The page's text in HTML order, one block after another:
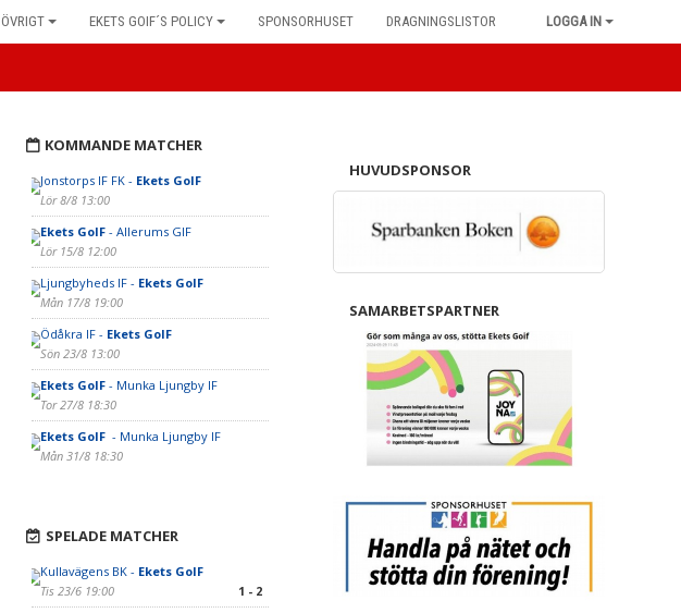
ÖVRIGT EKETS GOIF´S POLICY SPONSORHUSET DRAGNINGSLISTOR LOGGA IN
KOMMANDE MATCHER
Jonstorps IF FK - Ekets GoIF
Lör 8/8 13:00
Ekets GoIF- Allerums GIF
Lör 15/8 12:00
Ljungbyheds IF - Ekets GoIF
Mån 17/8 19:00
Ödåkra IF - Ekets GoIF
Sön 23/8 13:00
Ekets GoIF- Munka Ljungby IF
Tor 27/8 18:30
Ekets GoIF - Munka Ljungby IF
Mån 31/8 18:30
SPELADE MATCHER
Kullavägens BK - Ekets GoIF
Tis 23/6 19:00
1 - 2
HUVUDSPONSOR
SAMARBETSPARTNER